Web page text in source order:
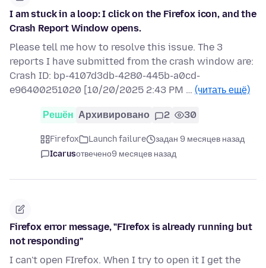
I am stuck in a loop: I click on the Firefox icon, and the
Crash Report Window opens.
Please tell me how to resolve this issue. The 3
reports I have submitted from the crash window are:
Crash ID: bp-4107d3db-4280-445b-a0cd-
e96400251020 [10/20/2025 2:43 PM … (читать ещё)
Решён Архивировано 2 30
Firefox Launch failure
задан 9 месяцев назад
Icarusотвечено9 месяцев назад
Firefox error message, "FIrefox is already running but
not responding"
I can't open FIrefox. When I try to open it I get the